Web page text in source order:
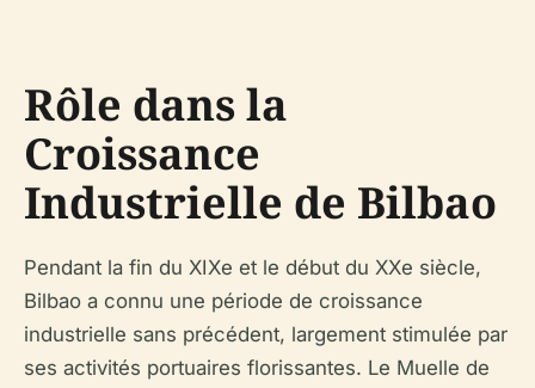
Rôle dans la
Croissance
Industrielle de Bilbao
Pendant la fin du XIXe et le début du XXe siècle,
Bilbao a connu une période de croissance
industrielle sans précédent, largement stimulée par
ses activités portuaires florissantes. Le Muelle de